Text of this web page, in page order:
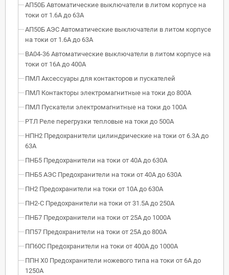
АП50Б Автоматические выключатели в литом корпусе на
токи от 1.6А до 63А
АП50Б АЭС Автоматические выключатели в литом корпусе
на токи от 1.6А до 63А
ВА04-36 Автоматические выключатели в литом корпусе на
токи от 16А до 400А
ПМЛ Аксессуары для контакторов и пускателей
ПМЛ Контакторы электромагнитные на токи до 800А
ПМЛ Пускатели электромагнитные на токи до 100А
РТЛ Реле перегрузки тепловые на токи до 500А
НПН2 Предохранители цилиндрические на токи от 6.3А до
63А
ПНБ5 Предохранители на токи от 40А до 630А
ПНБ5 АЭС Предохранители на токи от 40А до 630А
ПН2 Предохранители на токи от 10А до 630А
ПН2-С Предохранители на токи от 31.5А до 250А
ПНБ7 Предохранители на токи от 25А до 1000А
ПП57 Предохранители на токи от 25А до 800А
ПП60С Предохранители на токи от 400А до 1000А
ППН Х0 Предохранители ножевого типа на токи от 6А до
1250А